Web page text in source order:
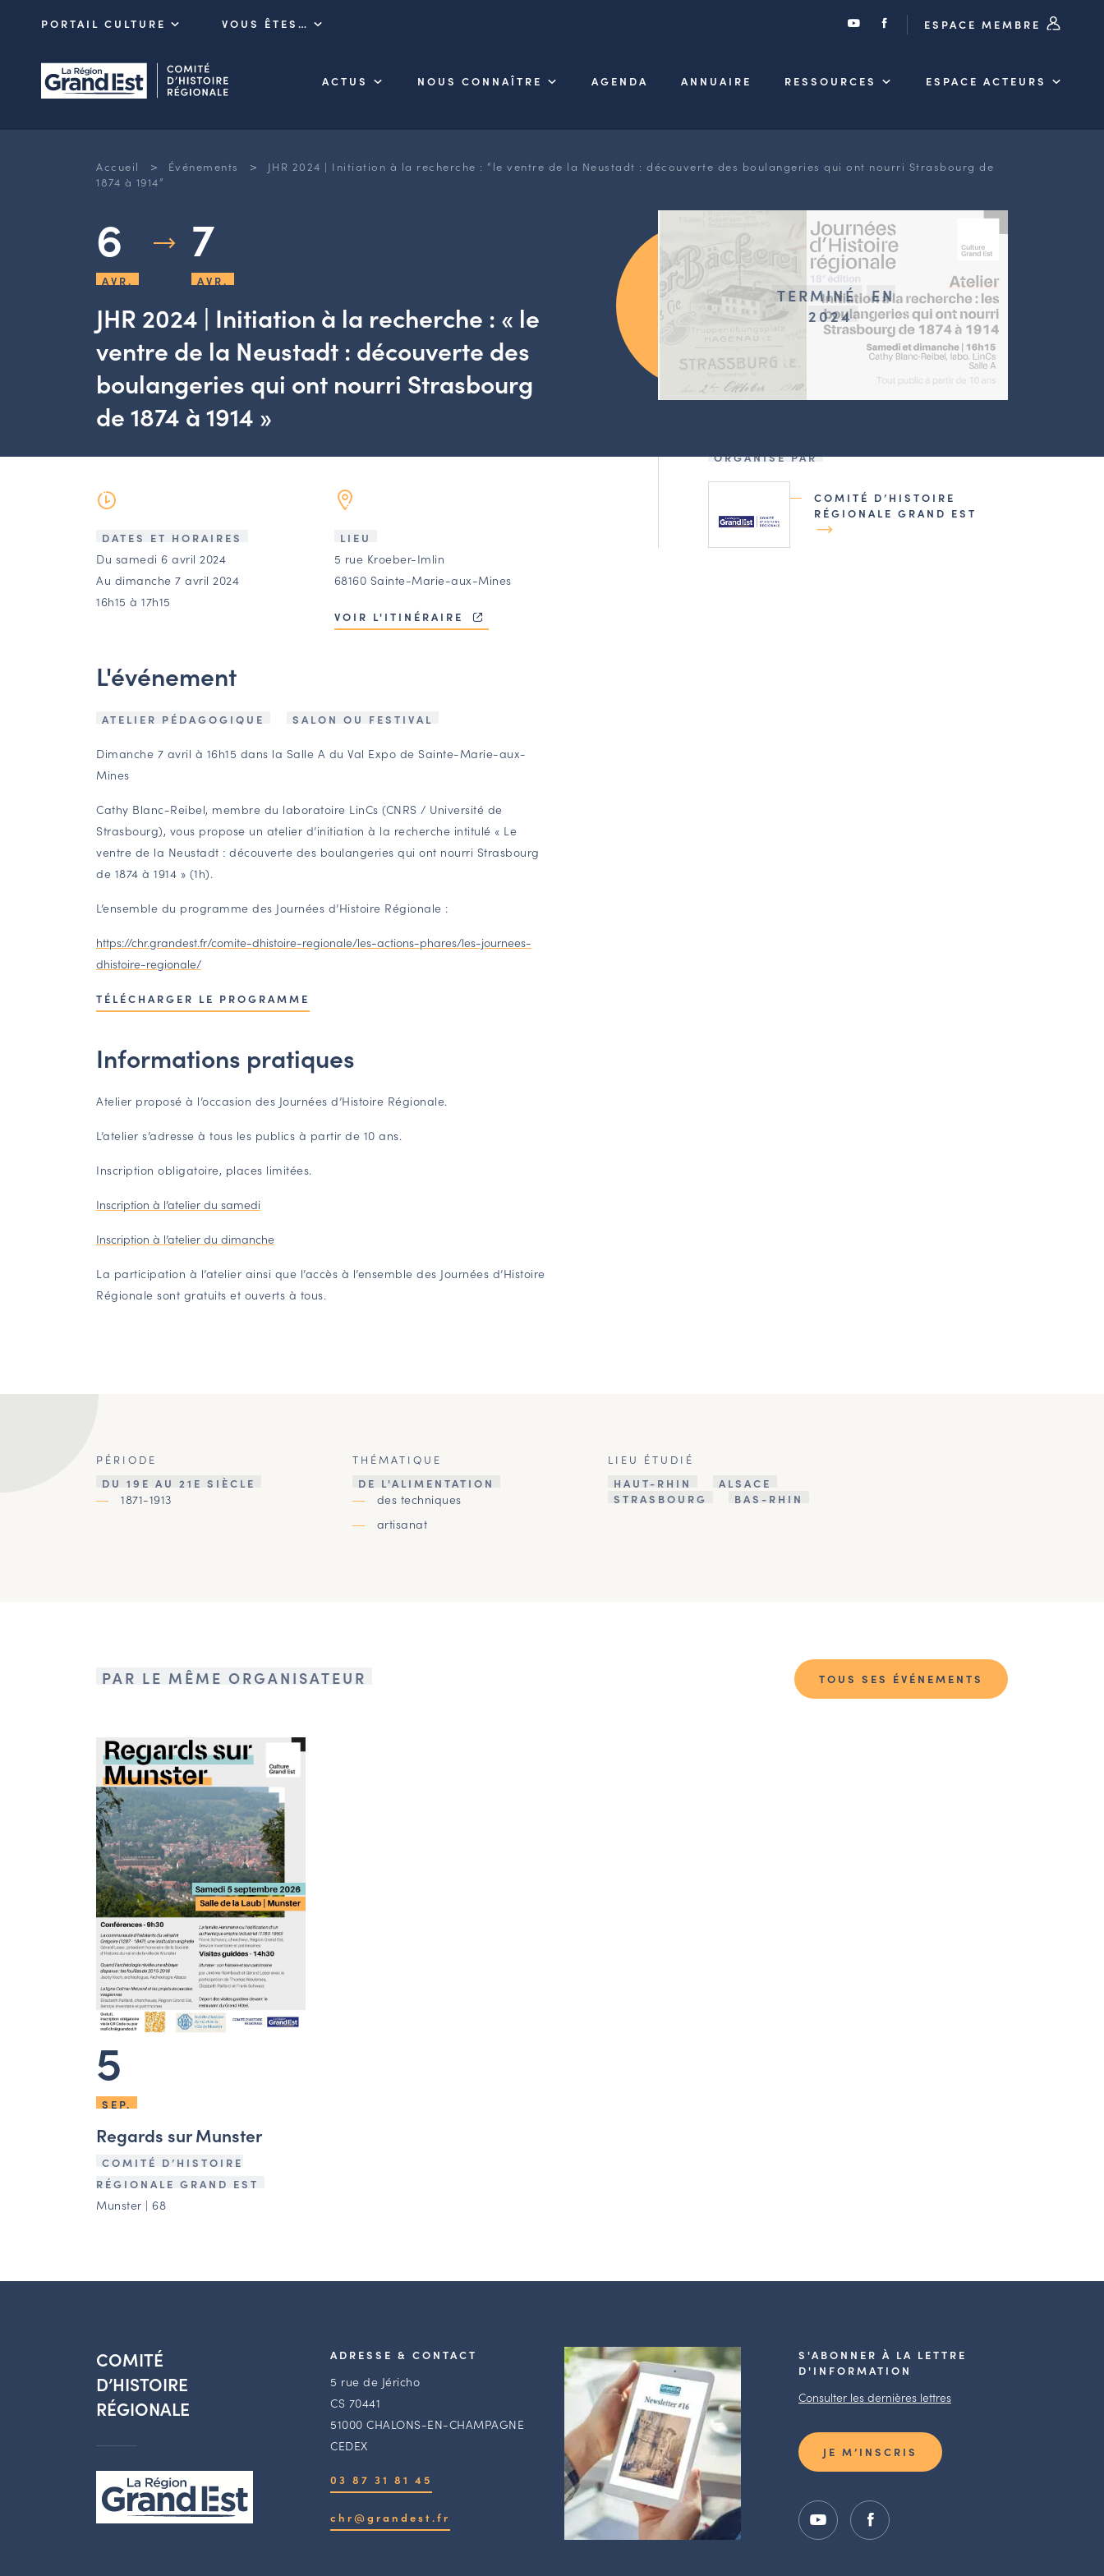
PORTAIL CULTURE VOUS ÊTES… ESPACE MEMBRE
ACTUS NOUS CONNAÎTRE AGENDA ANNUAIRE RESSOURCES ESPACE ACTEURS
Accueil > Événements >
JHR 2024 | Initiation à la recherche : “le ventre de la Neustadt : découverte des boulangeries qui ont nourri Strasbourg de
1874 à 1914”
6
AVR.
7
AVR.
JHR 2024 | Initiation à la recherche : « le
ventre de la Neustadt : découverte des
boulangeries qui ont nourri Strasbourg
de 1874 à 1914 »
DATES ET HORAIRES
Du samedi 6 avril 2024
Au dimanche 7 avril 2024
16h15 à 17h15
LIEU
5 rue Kroeber-Imlin
68160 Sainte-Marie-aux-Mines
VOIR L'ITINÉRAIRE
L'événement
ATELIER PÉDAGOGIQUE SALON OU FESTIVAL
Dimanche 7 avril à 16h15 dans la Salle A du Val Expo de Sainte-Marie-aux-
Mines
Cathy Blanc-Reibel, membre du laboratoire LinCs (CNRS / Université de
Strasbourg), vous propose un atelier d’initiation à la recherche intitulé « Le
ventre de la Neustadt : découverte des boulangeries qui ont nourri Strasbourg
de 1874 à 1914 » (1h).
L’ensemble du programme des Journées d’Histoire Régionale :
https://chr.grandest.fr/comite-dhistoire-regionale/les-actions-phares/les-journees-
dhistoire-regionale/
TÉLÉCHARGER LE PROGRAMME
Informations pratiques
Atelier proposé à l’occasion des Journées d’Histoire Régionale.
L’atelier s’adresse à tous les publics à partir de 10 ans.
Inscription obligatoire, places limitées.
Inscription à l’atelier du samedi
Inscription à l’atelier du dimanche
La participation à l’atelier ainsi que l’accès à l’ensemble des Journées d’Histoire
Régionale sont gratuits et ouverts à tous.
TERMINÉ
EN
2024
ORGANISÉ PAR
COMITÉ D’HISTOIRE
RÉGIONALE GRAND EST
PÉRIODE
DU 19E AU 21E SIÈCLE
1871-1913
THÉMATIQUE
DE L'ALIMENTATION
des techniques
artisanat
LIEU ÉTUDIÉ
HAUT-RHIN
ALSACE
STRASBOURG
BAS-RHIN
PAR LE MÊME ORGANISATEUR TOUS SES ÉVÉNEMENTS
5
SEP.
Regards sur Munster
COMITÉ D’HISTOIRE
RÉGIONALE GRAND EST
Munster | 68
COMITÉ
D’HISTOIRE
RÉGIONALE
ADRESSE & CONTACT
5 rue de Jéricho
CS 70441
51000 CHALONS-EN-CHAMPAGNE
CEDEX
03 87 31 81 45
chr@grandest.fr
S'ABONNER À LA LETTRE
D'INFORMATION
Consulter les dernières lettres
JE M’INSCRIS